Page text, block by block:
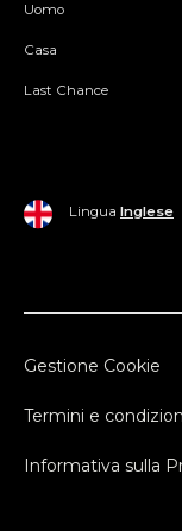
Uomo
Casa
Last Chance
Lingua Inglese
Gestione Cookie
Termini e
Informativa sulla